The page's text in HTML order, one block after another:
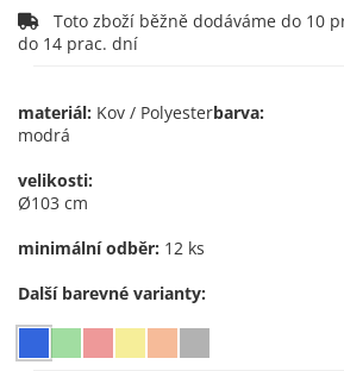
Toto zboží běžně dodáváme do 10
do 14 prac. dní
materiál: Kov / Polyesterbarva:
modrá
velikosti:
Ø103 cm
minimální odběr: 12 ks
Další barevné varianty: